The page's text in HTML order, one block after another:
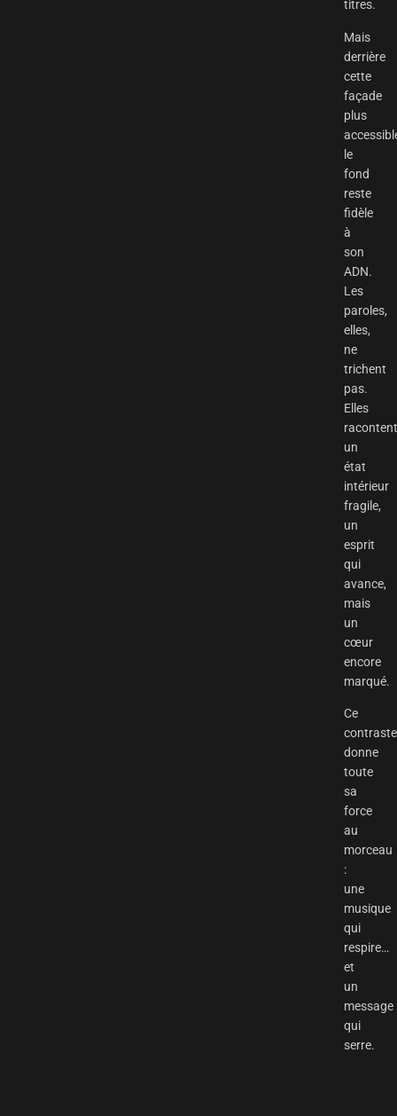
titres.
Mais
derrière
cette
façade
plus
le
fond
reste
fidèle
à
son
ADN.
Les
paroles,
elles,
ne
trichent
pas.
Elles
un
état
intérieur
fragile,
un
esprit
qui
avance,
mais
un
cœur
encore
marqué.
Ce
contraste
donne
toute
sa
force
au
morceau
:
une
musique
qui
respire…
et
un
message
qui
serre.